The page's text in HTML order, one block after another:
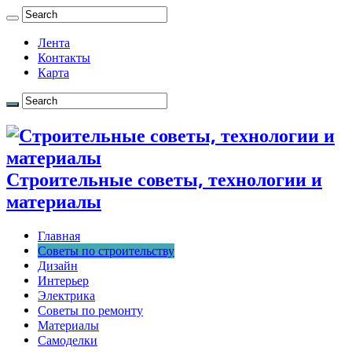
Лента
Контакты
Карта
Строительные советы, технологии и
материалы
Главная
Советы по строительству
Дизайн
Интерьер
Электрика
Советы по ремонту
Материалы
Самоделки